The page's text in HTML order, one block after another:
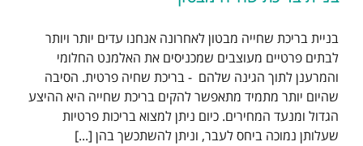
בניית בריכת שחייה מבטון לאחרונה אנחנו עדים יותר ויותר
לבתים פרטיים מעוצבים שמכניסים את האלמנט החלומי
והמרענן לתוך הגינה שלהם - בריכת שחיה פרטית. הסיבה
שהיום יותר מתמיד מתאפשר להקים בריכת שחייה היא ההיצע
הגדול ומנעד המחירים. כיום ניתן למצוא בריכות פרטיות
שעלותן נמוכה ביחס לעבר, וניתן להשתכשך בהן [...]